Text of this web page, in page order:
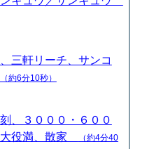
三軒リーチ、サンコ
（約6分10秒）
、３０００・６００
大役満、散家
（約4分40